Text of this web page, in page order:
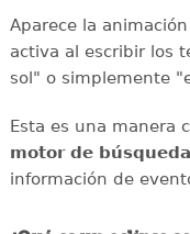
Aparece la
activa al escribir los
sol" o simplemente
Esta es una manera
motor de búsqueda
información de